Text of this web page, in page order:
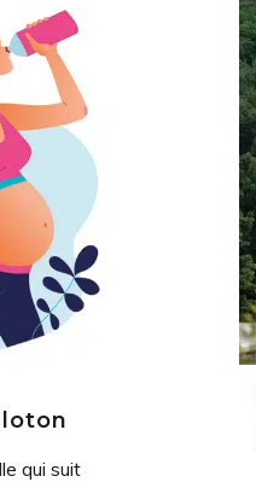
qui suit